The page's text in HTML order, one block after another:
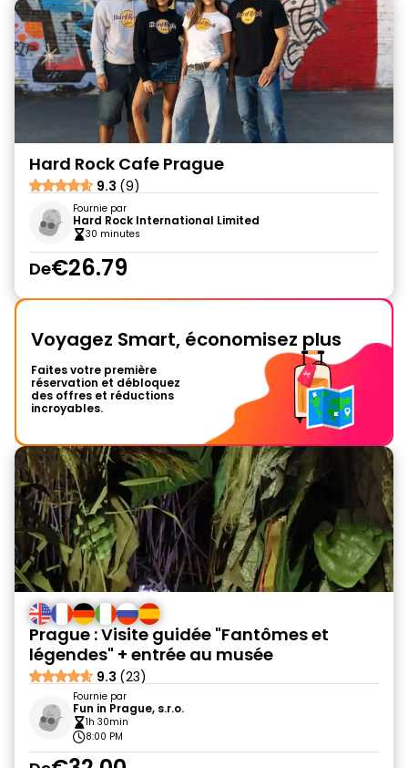
Hard Rock Cafe Prague
9.3 (9)
Fournie par
Hard Rock International Limited
30 minutes
De€26.79
Voyagez Smart, économisez plus
Faites votre première
réservation et débloquez
des offres et réductions
incroyables.
Prague : Visite guidée "Fantômes et
légendes" + entrée au musée
9.3 (23)
Fournie par
Fun in Prague, s.r.o.
1h 30min
8:00 PM